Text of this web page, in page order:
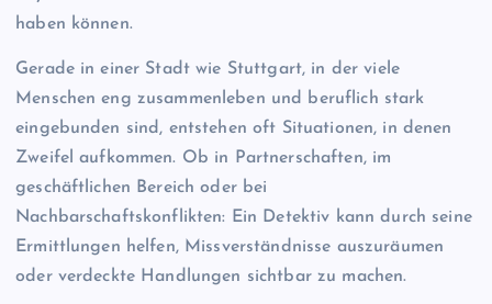
haben können.
Gerade in einer Stadt wie Stuttgart, in der viele
Menschen eng zusammenleben und beruflich stark
eingebunden sind, entstehen oft Situationen, in denen
Zweifel aufkommen. Ob in Partnerschaften, im
geschäftlichen Bereich oder bei
Nachbarschaftskonflikten: Ein Detektiv kann durch seine
Ermittlungen helfen, Missverständnisse auszuräumen
oder verdeckte Handlungen sichtbar zu machen.